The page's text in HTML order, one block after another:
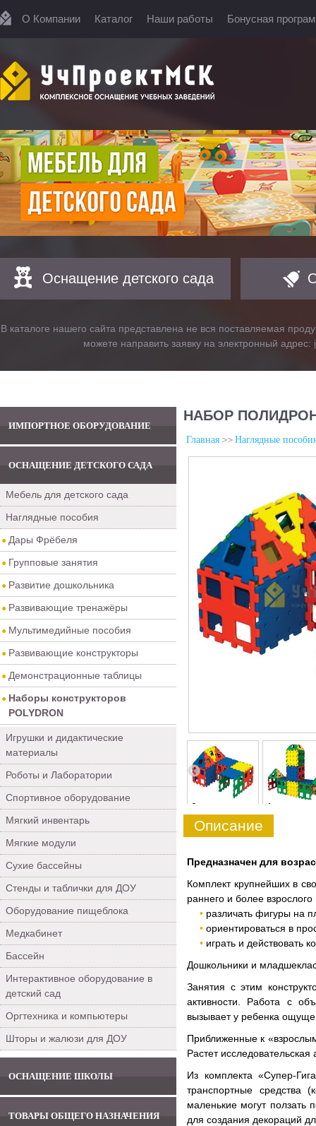
О Компании Каталог Наши работы Бонусная
Оснащение детского сада
В каталоге нашего сайта представлена не вся поставляемая
можете направить заявку на электронный адрес:
ИМПОРТНОЕ ОБОРУДОВАНИЕ
ОСНАЩЕНИЕ ДЕТСКОГО САДА
Мебель для детского сада
Наглядные пособия
Дары Фрёбеля
Групповые занятия
Развитие дошкольника
Развивающие тренажёры
Мультимедийные пособия
Развивающие конструкторы
Демонстрационные таблицы
Наборы конструкторов
POLYDRON
Игрушки и дидактические
материалы
Роботы и Лаборатории
Спортивное оборудование
Мягкий инвентарь
Мягкие модули
Сухие бассейны
Стенды и таблички для ДОУ
Оборудование пищеблока
Медкабинет
Бассейн
Интерактивное оборудование в
детский сад
Оргтехника и компьютеры
Шторы и жалюзи для ДОУ
ОСНАЩЕНИЕ ШКОЛЫ
ТОВАРЫ ОБЩЕГО НАЗНАЧЕНИЯ
НАБОР ПОЛИДРОН
Главная Наглядные
5 6 0 1
Описание
Предназначен для
Комплект крупнейших в
раннего и более
различать фигуры на
ориентироваться в
играть и действовать
Дошкольники и
Занятия с этим
активности. Работа с
вызывает у ребенка
Приближенные к
Растет
Из комплекта «Супер-
транспортные средства
маленькие могут ползать
для создания декораций